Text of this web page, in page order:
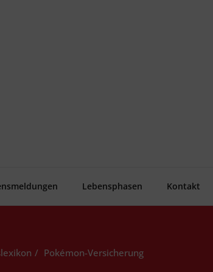
Lebens­pha­sen Kon­takt
Poké­mon-Ver­si­che­rung